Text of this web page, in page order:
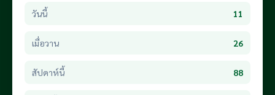
วันนี้ 11
เมื่อวาน 26
สัปดาห์นี้ 88